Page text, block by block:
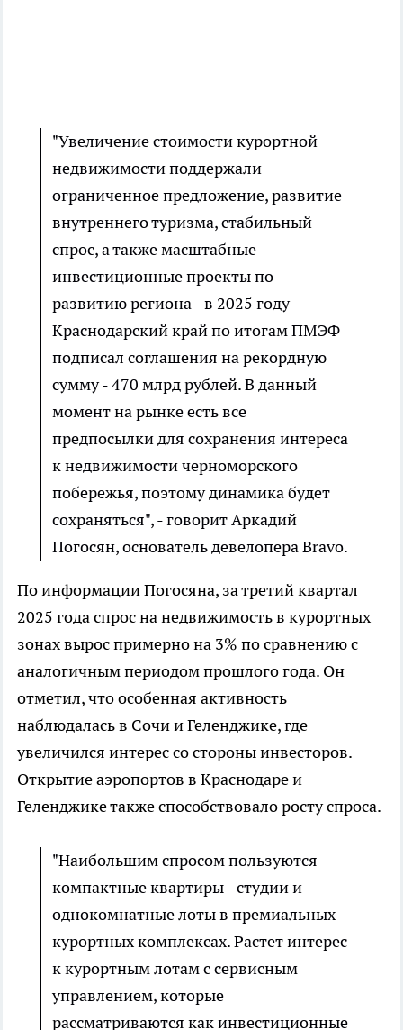
"Увеличение стоимости курортной
недвижимости поддержали
ограниченное предложение, развитие
внутреннего туризма, стабильный
спрос, а также масштабные
инвестиционные проекты по
развитию региона - в 2025 году
Краснодарский край по итогам ПМЭФ
подписал соглашения на рекордную
сумму - 470 млрд рублей. В данный
момент на рынке есть все
предпосылки для сохранения интереса
к недвижимости черноморского
побережья, поэтому динамика будет
сохраняться", - говорит Аркадий
Погосян, основатель девелопера Bravo.
По информации Погосяна, за третий квартал
2025 года спрос на недвижимость в курортных
зонах вырос примерно на 3% по сравнению с
аналогичным периодом прошлого года. Он
отметил, что особенная активность
наблюдалась в Сочи и Геленджике, где
увеличился интерес со стороны инвесторов.
Открытие аэропортов в Краснодаре и
Геленджике также способствовало росту спроса.
"Наибольшим спросом пользуются
компактные квартиры - студии и
однокомнатные лоты в премиальных
курортных комплексах. Растет интерес
к курортным лотам с сервисным
управлением, которые
рассматриваются как инвестиционные